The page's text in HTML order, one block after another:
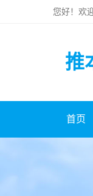
您好！欢
推
首页